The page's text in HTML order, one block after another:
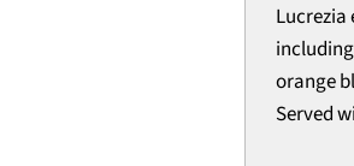
orange
Served